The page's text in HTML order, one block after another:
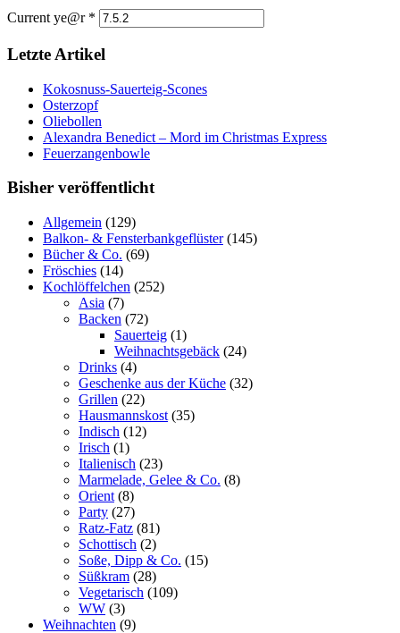
Current ye@r *
Letzte Artikel
Kokosnuss-Sauerteig-Scones
Osterzopf
Oliebollen
Alexandra Benedict – Mord im Christmas Express
Feuerzangenbowle
Bisher veröffentlicht
Allgemein (129)
Balkon- & Fensterbankgeflüster(145)
Bücher & Co. (69)
Fröschies (14)
Kochlöffelchen (252)
Asia (7)
Backen (72)
Sauerteig (1)
Weihnachtsgebäck (24)
Drinks (4)
Geschenke aus der Küche (32)
Grillen (22)
Hausmannskost (35)
Indisch (12)
Irisch (1)
Italienisch (23)
Marmelade, Gelee & Co. (8)
Orient (8)
Party (27)
Ratz-Fatz (81)
Schottisch (2)
Soße, Dipp & Co. (15)
Süßkram (28)
Vegetarisch (109)
WW (3)
Weihnachten (9)